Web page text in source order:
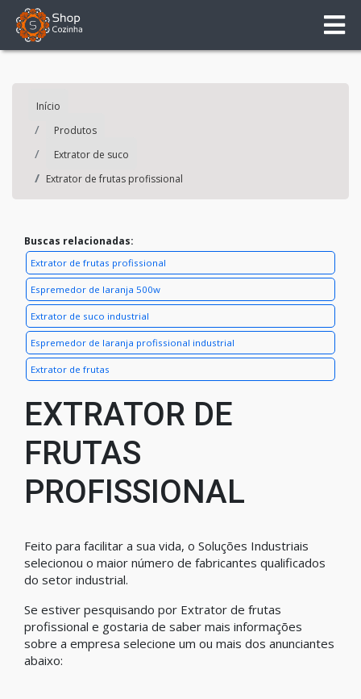
Início
Produtos
Extrator de suco
Extrator de frutas profissional
Buscas relacionadas:
Extrator de frutas profissional
Espremedor de laranja 500w
Extrator de suco industrial
Espremedor de laranja profissional industrial
Extrator de frutas
EXTRATOR DE
FRUTAS
PROFISSIONAL
Feito para facilitar a sua vida, o Soluções Industriais
selecionou o maior número de fabricantes qualificados
do setor industrial.
Se estiver pesquisando por Extrator de frutas
profissional e gostaria de saber mais informações
sobre a empresa selecione um ou mais dos anunciantes
abaixo: